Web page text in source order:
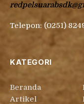
Telepon: (0251)
KATEGORI
Beranda
Artikel